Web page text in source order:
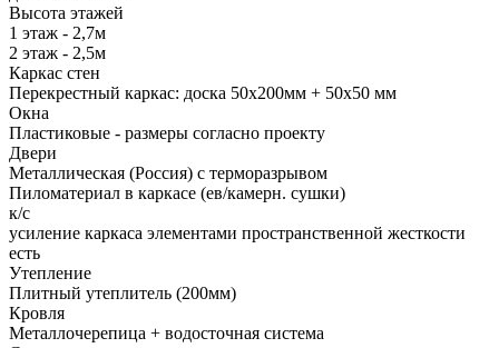
Высота этажей
1 этаж - 2,7м
2 этаж - 2,5м
Каркас стен
Перекрестный каркас: доска 50х200мм + 50х50 мм
Окна
Пластиковые - размеры согласно проекту
Двери
Металлическая (Россия) с терморазрывом
Пиломатериал в каркасе (ев/камерн. сушки)
к/с
усиление каркаса элементами пространственной жесткости
есть
Утепление
Плитный утеплитель (200мм)
Кровля
Металлочерепица + водосточная система